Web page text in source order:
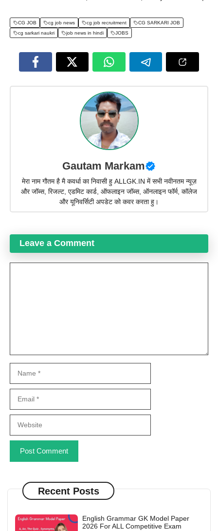
CG JOB cg job news cg job recruitment
CG SARKARI JOB
cg sarkari naukri
job news in hindi JOBS
Gautam Markam
मेरा नाम गौतम है मै कवर्धा का निवासी हु ALLGK.IN में सभी नवीनतम न्यूज़
और जॉब्स, रिजल्ट, एडमिट कार्ड, ऑफलाइन जॉब्स, ऑनलाइन फॉर्म, कॉलेज
और यूनिवर्सिटी अपडेट को कवर करता हु।
Leave a Comment
Recent Posts
English Grammar GK Model Paper
2026 For ALL Competitive Exam